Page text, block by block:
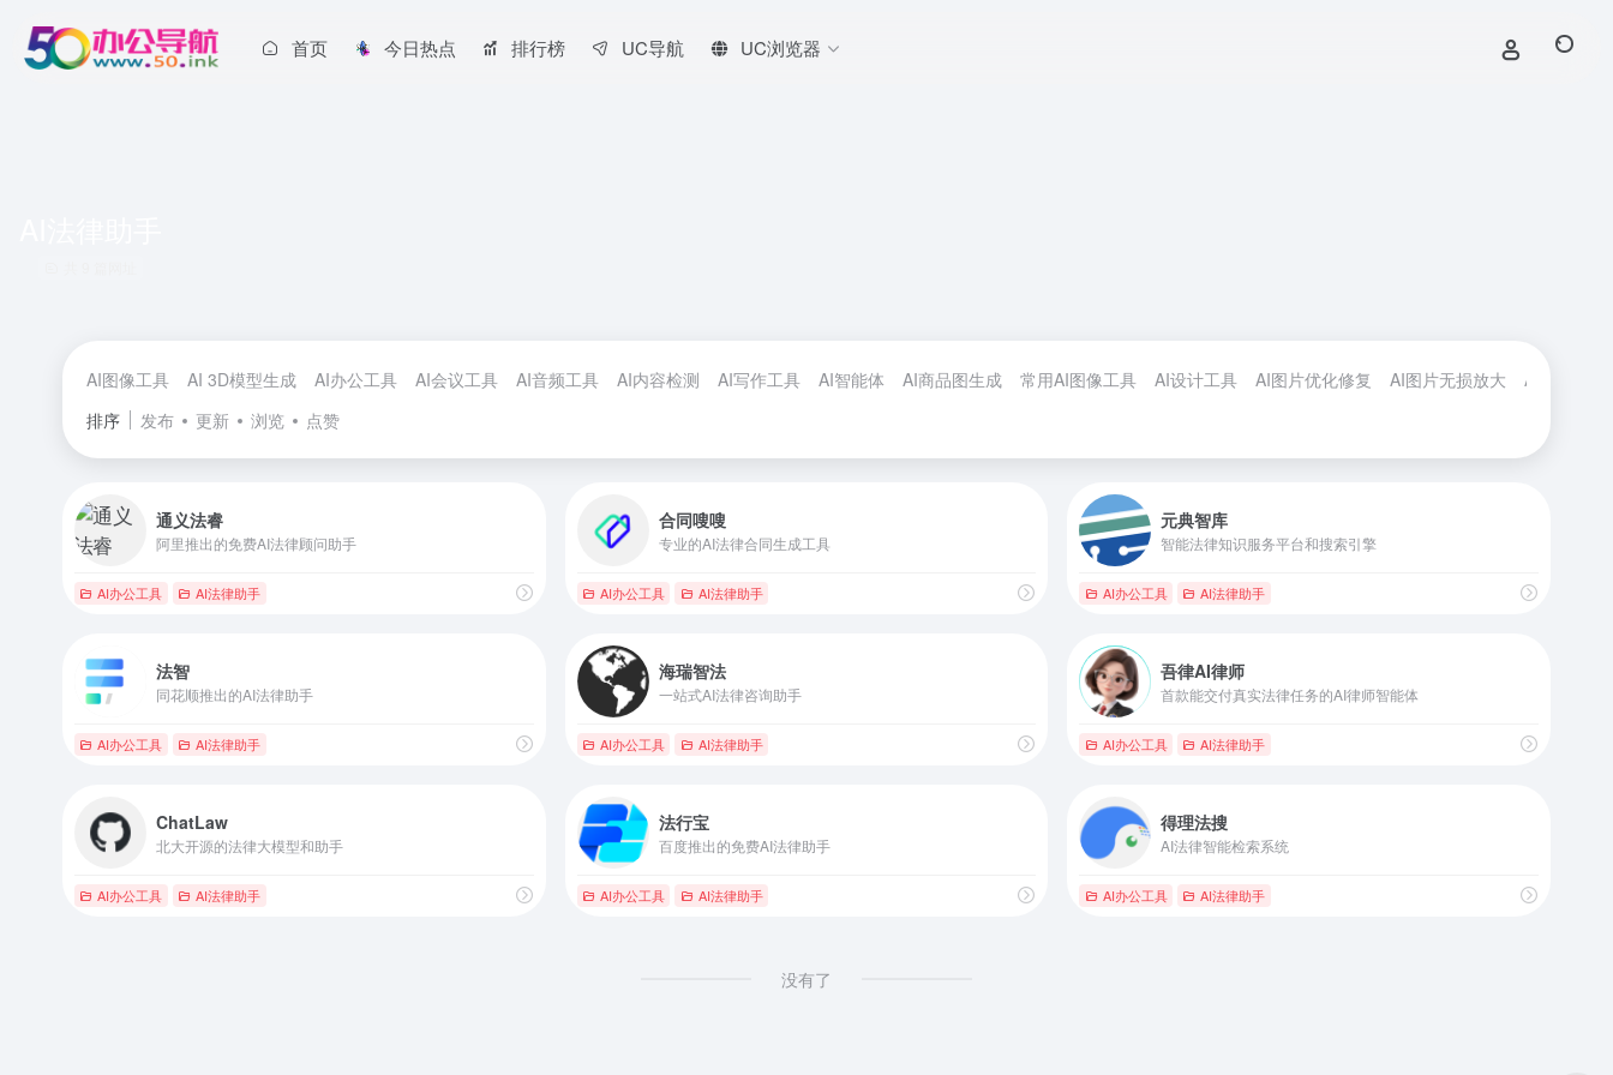
首页 今日热点 排行榜 UC导航 UC浏览器
AI图像工具 AI 3D模型生成 AI办公工具 AI会议工具 AI音频工具 AI内容检测 AI写作工具 AI智能体 AI商品图生成 常用AI图像工具 AI设计工具 AI图片优化修复 AI图片无损放大
AI图片背景
排序
发布 更新 浏览 点赞
通义法睿
阿里推出的免费AI法律顾问助手
AI办公工具 AI法律助手
合同嗖嗖
专业的AI法律合同生成工具
AI办公工具 AI法律助手
元典智库
智能法律知识服务平台和搜索引擎
AI办公工具 AI法律助手
法智
同花顺推出的AI法律助手
AI办公工具 AI法律助手
海瑞智法
一站式AI法律咨询助手
AI办公工具 AI法律助手
吾律AI律师
首款能交付真实法律任务的AI律师智能体
AI办公工具 AI法律助手
ChatLaw
北大开源的法律大模型和助手
AI办公工具 AI法律助手
法行宝
百度推出的免费AI法律助手
AI办公工具 AI法律助手
得理法搜
AI法律智能检索系统
AI办公工具 AI法律助手
没有了